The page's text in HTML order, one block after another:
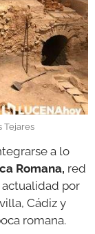
Tejares
a lo
Romana, red
por
Cádiz y
romana.